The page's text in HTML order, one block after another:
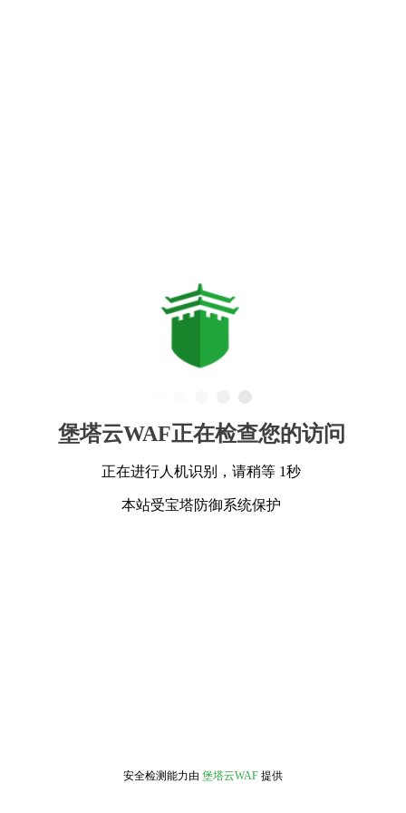
堡塔云WAF正在检查您的访问
正在进行人机识别，请稍等 1秒
本站受宝塔防御系统保护
安全检测能力由 堡塔云WAF 提供